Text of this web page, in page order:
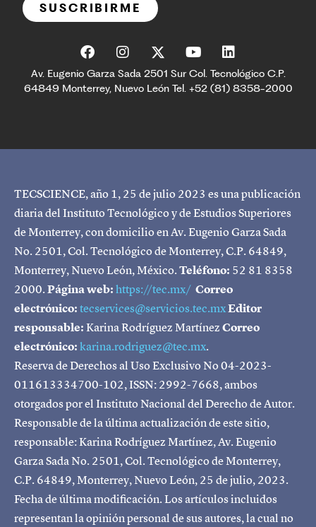
SUSCRIBIRME
Av. Eugenio Garza Sada 2501 Sur Col. Tecnológico C.P.
64849 Monterrey, Nuevo León Tel. +52 (81) 8358-2000
TECSCIENCE, año 1, 25 de julio 2023 es una publicación
diaria del Instituto Tecnológico y de Estudios Superiores
de Monterrey, con domicilio en Av. Eugenio Garza Sada
No. 2501, Col. Tecnológico de Monterrey, C.P. 64849,
Monterrey, Nuevo León, México.Teléfono: 52 81 8358
2000.Página web:https://tec.mx/ Correo
electrónico:tecservices@servicios.tec.mxEditor
responsable:Karina Rodríguez MartínezCorreo
electrónico:karina.rodriguez@tec.mx.
Reserva de Derechos al Uso Exclusivo No 04-2023-
011613334700-102, ISSN: 2992-7668, ambos
otorgados por el Instituto Nacional del Derecho de Autor.
Responsable de la última actualización de este sitio,
responsable: Karina Rodríguez Martínez, Av. Eugenio
Garza Sada No. 2501, Col. Tecnológico de Monterrey,
C.P. 64849, Monterrey, Nuevo León, 25 de julio, 2023.
Fecha de última modificación. Los artículos incluidos
representan la opinión personal de sus autores, la cual no